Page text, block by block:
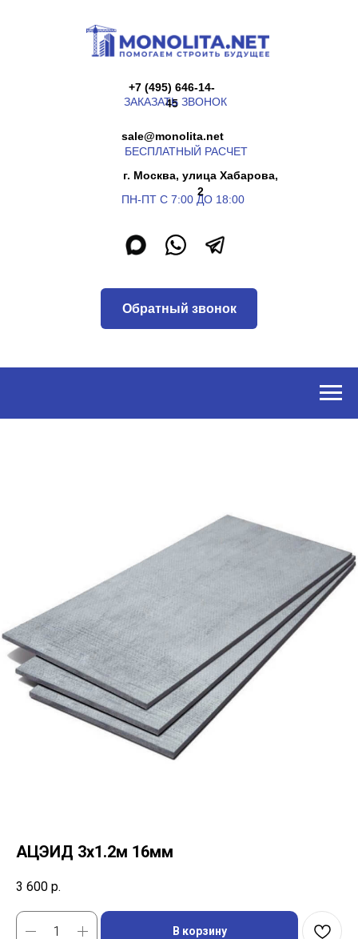
г. Москва, улица Хабарова,
ПН-ПТ С 7:00 ДО 18:00
45
ЗАКАЗАТЬ ЗВОНОК
БЕСПЛАТНЫЙ РАСЧЕТ
АЦЭИД 3x1.2м 16мм
3 600 р.
В корзину